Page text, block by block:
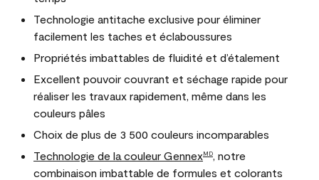
Technologie antitache exclusive pour éliminer
facilement les taches et éclaboussures
Propriétés imbattables de fluidité et d’étalement
Excellent pouvoir couvrant et séchage rapide pour
réaliser les travaux rapidement, même dans les
couleurs pâles
Choix de plus de 3 500 couleurs incomparables
Technologie de la couleur GennexMD
, notre
combinaison imbattable de formules et colorants